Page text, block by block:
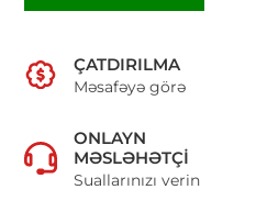
ÇATDIRILMA
Məsafəyə görə
ONLAYN
MƏSLƏHƏTÇI
Suallarınızı verin